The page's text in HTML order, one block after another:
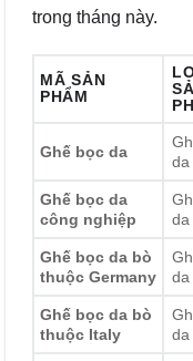
trong tháng này.
MÃ SẢN
PHẨM
Ghế bọc da
da
Ghế bọc da
công nghiệp
da
Ghế bọc da bò
thuộc Germany
da
Ghế bọc da bò
thuộc Italy
da